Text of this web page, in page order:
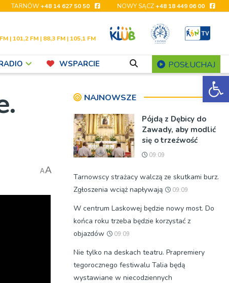
TARNÓW+48 14 627 50 50 NOWY SĄCZ+48 18 449 06 00
| 101,2 FM | 88,3 FM | 105,1 FM
WSPARCIE POSŁUCHAJ
AA
NAJNOWSZE
Pójdą z Dębicy do
Zawady, aby modlić
się o trzeźwość
09:09
Tarnowscy strażacy walczą ze skutkami burz.
Zgłoszenia wciąż napływają
09:09
W centrum Laskowej będzie nowy most. Do
końca roku trzeba będzie korzystać z
objazdów
09:09
Nie tylko na deskach teatru. Prapremiery
tegorocznego festiwalu Talia będą
wystawiane w niecodziennych